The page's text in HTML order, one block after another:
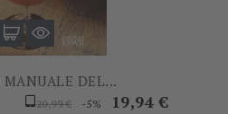
MANUALE DEL...
Prezzo
20,99 € -5% Prezzo
19,94 €